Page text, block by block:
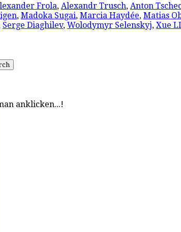
Frola, Alexandr Trusch, Anton
, Madoka Sugai, Marcia Haydée, Matias
Serge Diaghilev, Wolodymyr Selenskyj, Xue
anklicken...!